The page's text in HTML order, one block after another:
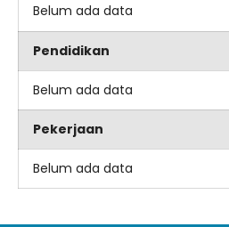
Belum ada data
Pendidikan
Belum ada data
Pekerjaan
Belum ada data